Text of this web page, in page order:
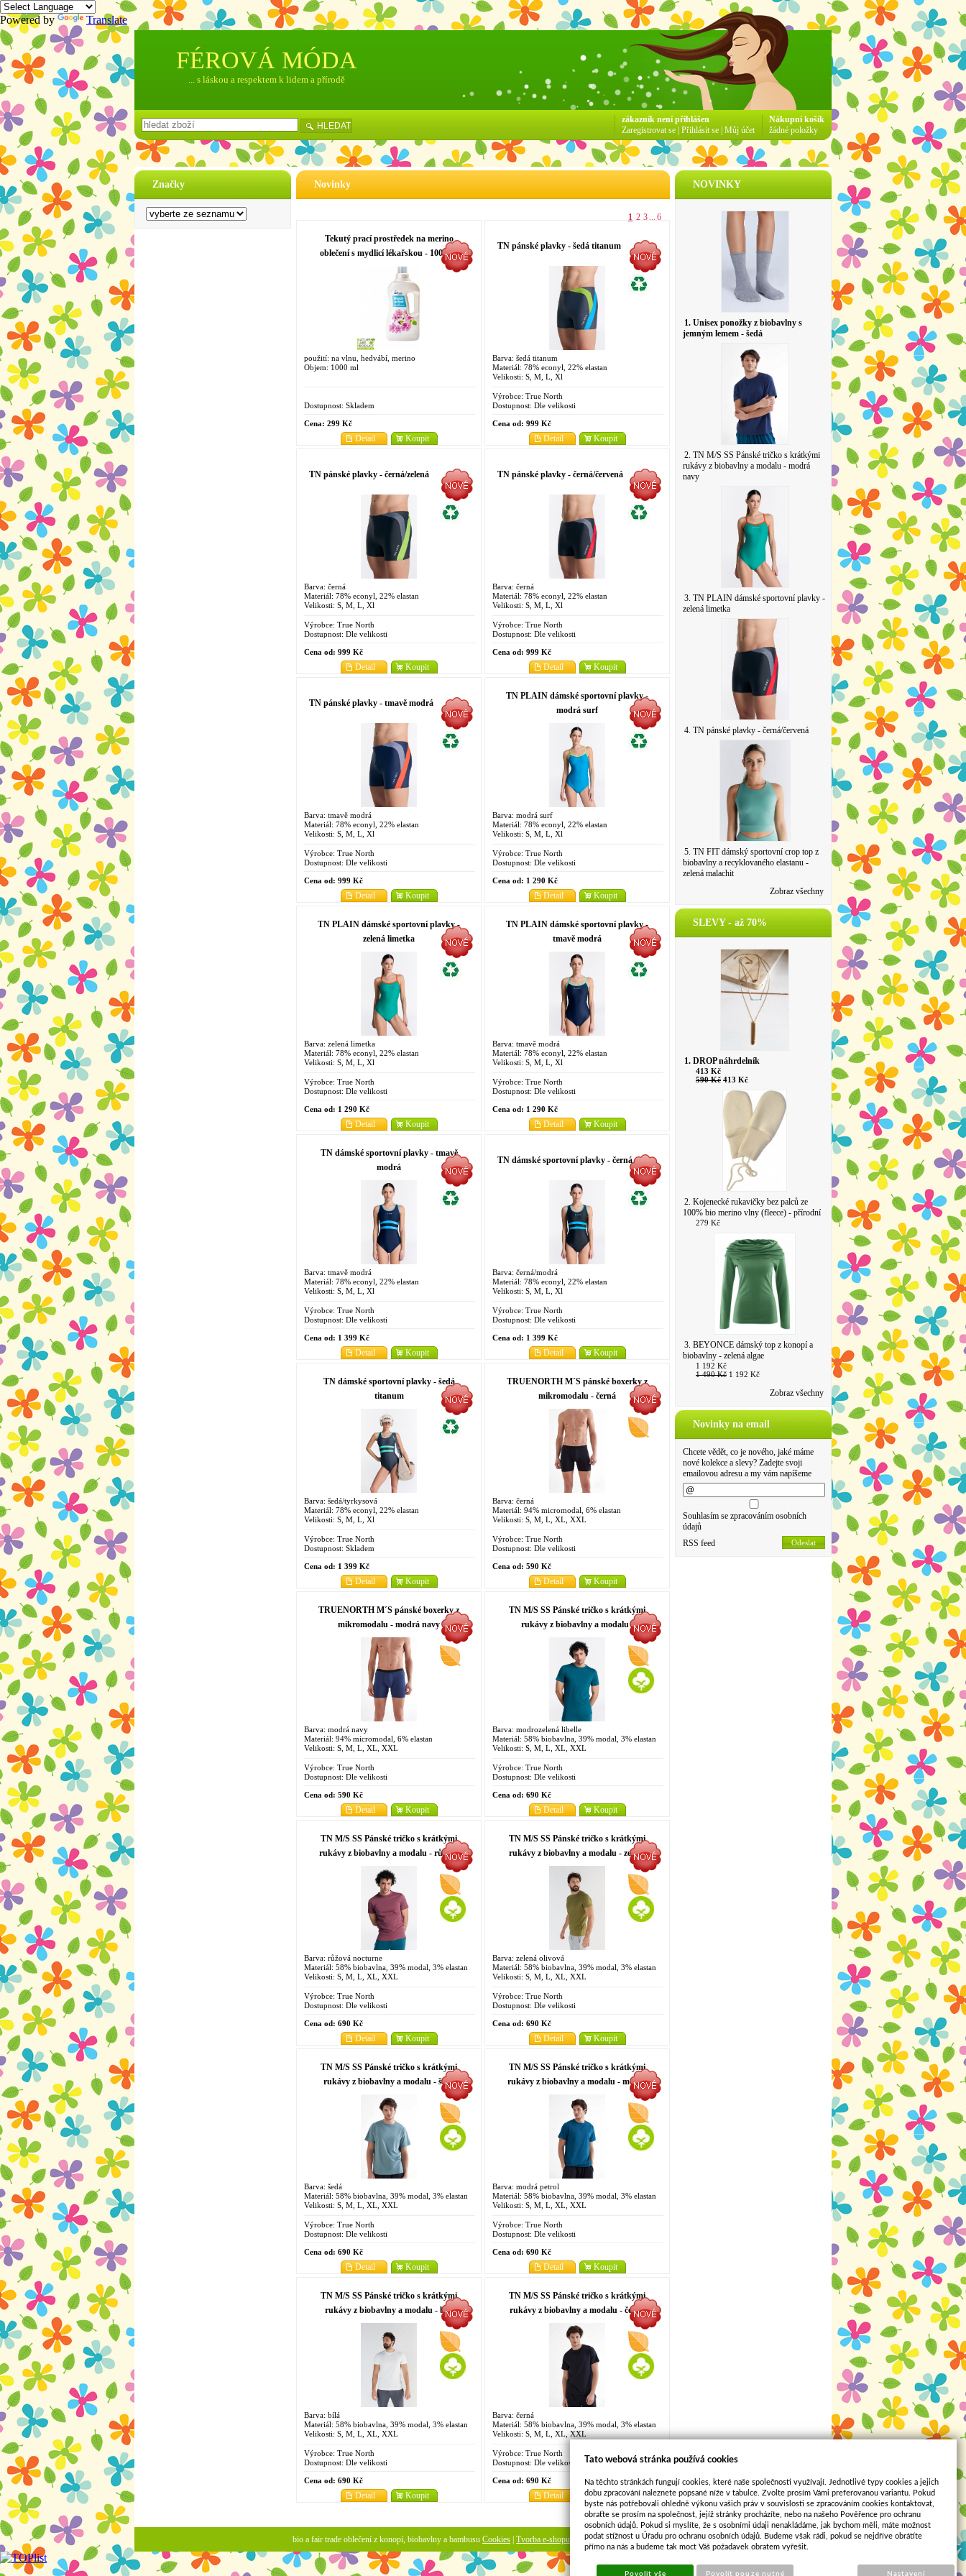
Powered by Translate
Značky Novinky
1 2 3 ... 6
Tekutý prací prostředek na merino
oblečení s mydlicí lékařskou - 1000 ml
použití: na vlnu, hedvábí, merino
Objem: 1000 ml
Dostupnost: Skladem
Cena: 299 Kč
Koupit
Detail
TN pánské plavky - šedá titanum
Barva: šedá titanum
Materiál: 78% econyl, 22% elastan
Velikosti: S, M, L, Xl
Výrobce: True North
Dostupnost: Dle velikosti
Cena od: 999 Kč
Koupit
Detail
TN pánské plavky - černá/zelená
Barva: černá
Materiál: 78% econyl, 22% elastan
Velikosti: S, M, L, Xl
Výrobce: True North
Dostupnost: Dle velikosti
Cena od: 999 Kč
Koupit
Detail
TN pánské plavky - černá/červená
Barva: černá
Materiál: 78% econyl, 22% elastan
Velikosti: S, M, L, Xl
Výrobce: True North
Dostupnost: Dle velikosti
Cena od: 999 Kč
Koupit
Detail
TN pánské plavky - tmavě modrá
Barva: tmavě modrá
Materiál: 78% econyl, 22% elastan
Velikosti: S, M, L, Xl
Výrobce: True North
Dostupnost: Dle velikosti
Cena od: 999 Kč
Koupit
Detail
TN PLAIN dámské sportovní plavky -
modrá surf
Barva: modrá surf
Materiál: 78% econyl, 22% elastan
Velikosti: S, M, L, Xl
Výrobce: True North
Dostupnost: Dle velikosti
Cena od: 1 290 Kč
Koupit
Detail
TN PLAIN dámské sportovní plavky -
zelená limetka
Barva: zelená limetka
Materiál: 78% econyl, 22% elastan
Velikosti: S, M, L, Xl
Výrobce: True North
Dostupnost: Dle velikosti
Cena od: 1 290 Kč
Koupit
Detail
TN PLAIN dámské sportovní plavky -
tmavě modrá
Barva: tmavě modrá
Materiál: 78% econyl, 22% elastan
Velikosti: S, M, L, Xl
Výrobce: True North
Dostupnost: Dle velikosti
Cena od: 1 290 Kč
Koupit
Detail
TN dámské sportovní plavky - tmavě
modrá
Barva: tmavě modrá
Materiál: 78% econyl, 22% elastan
Velikosti: S, M, L, Xl
Výrobce: True North
Dostupnost: Dle velikosti
Cena od: 1 399 Kč
Koupit
Detail
TN dámské sportovní plavky - černá
Barva: černá/modrá
Materiál: 78% econyl, 22% elastan
Velikosti: S, M, L, Xl
Výrobce: True North
Dostupnost: Dle velikosti
Cena od: 1 399 Kč
Koupit
Detail
TN dámské sportovní plavky - šedá
titanum
Barva: šedá/tyrkysová
Materiál: 78% econyl, 22% elastan
Velikosti: S, M, L, Xl
Výrobce: True North
Dostupnost: Skladem
Cena od: 1 399 Kč
Koupit
Detail
TRUENORTH M´S pánské boxerky z
mikromodalu - černá
Barva: černá
Materiál: 94% micromodal, 6% elastan
Velikosti: S, M, L, XL, XXL
Výrobce: True North
Dostupnost: Dle velikosti
Cena od: 590 Kč
Koupit
Detail
TRUENORTH M´S pánské boxerky z
mikromodalu - modrá navy
Barva: modrá navy
Materiál: 94% micromodal, 6% elastan
Velikosti: S, M, L, XL, XXL
Výrobce: True North
Dostupnost: Dle velikosti
Cena od: 590 Kč
Koupit
Detail
TN M/S SS Pánské tričko s krátkými
rukávy z biobavlny a modalu -
modrozelená libelle
Barva: modrozelená libelle
Materiál: 58% biobavlna, 39% modal, 3% elastan
Velikosti: S, M, L, XL, XXL
Výrobce: True North
Dostupnost: Dle velikosti
Cena od: 690 Kč
Koupit
Detail
TN M/S SS Pánské tričko s krátkými
rukávy z biobavlny a modalu - růžová
nocturne
Barva: růžová nocturne
Materiál: 58% biobavlna, 39% modal, 3% elastan
Velikosti: S, M, L, XL, XXL
Výrobce: True North
Dostupnost: Dle velikosti
Cena od: 690 Kč
Koupit
Detail
TN M/S SS Pánské tričko s krátkými
rukávy z biobavlny a modalu - zelená
olivová
Barva: zelená olivová
Materiál: 58% biobavlna, 39% modal, 3% elastan
Velikosti: S, M, L, XL, XXL
Výrobce: True North
Dostupnost: Dle velikosti
Cena od: 690 Kč
Koupit
Detail
TN M/S SS Pánské tričko s krátkými
rukávy z biobavlny a modalu - šedá
Barva: šedá
Materiál: 58% biobavlna, 39% modal, 3% elastan
Velikosti: S, M, L, XL, XXL
Výrobce: True North
Dostupnost: Dle velikosti
Cena od: 690 Kč
Koupit
Detail
TN M/S SS Pánské tričko s krátkými
rukávy z biobavlny a modalu - modrá
Barva: modrá petrol
Materiál: 58% biobavlna, 39% modal, 3% elastan
Velikosti: S, M, L, XL, XXL
Výrobce: True North
Dostupnost: Dle velikosti
Cena od: 690 Kč
Koupit
Detail
TN M/S SS Pánské tričko s krátkými
rukávy z biobavlny a modalu - bílá
Barva: bílá
Materiál: 58% biobavlna, 39% modal, 3% elastan
Velikosti: S, M, L, XL, XXL
Výrobce: True North
Dostupnost: Dle velikosti
Cena od: 690 Kč
Koupit
Detail
TN M/S SS Pánské tričko s krátkými
rukávy z biobavlny a modalu - černá
Barva: černá
Materiál: 58% biobavlna, 39% modal, 3% elastan
Velikosti: S, M, L, XL, XXL
Výrobce: True North
Dostupnost: Dle velikosti
Cena od: 690 Kč
Koupit
Detail
1 2 3 ... 6
NOVINKY
1. Unisex ponožky z biobavlny s
jemným lemem - šedá
2. TN M/S SS Pánské tričko s krátkými
rukávy z biobavlny a modalu - modrá
navy
3. TN PLAIN dámské sportovní plavky -
zelená limetka
4. TN pánské plavky - černá/červená
5. TN FIT dámský sportovní crop top z
biobavlny a recyklovaného elastanu -
zelená malachit
Zobraz všechny
SLEVY - až 70%
1. DROP náhrdelník
413 Kč
590 Kč 413 Kč
2. Kojenecké rukavičky bez palců ze
100% bio merino vlny (fleece) - přírodní
279 Kč
3. BEYONCE dámský top z konopí a
biobavlny - zelená algae
1 192 Kč
1 490 Kč 1 192 Kč
Zobraz všechny
Novinky na email
Chcete vědět, co je nového, jaké máme
nové kolekce a slevy? Zadejte svoji
emailovou adresu a my vám napíšeme
Souhlasím se zpracováním osobních
údajů
Odeslat
RSS feed
FÉROVÁ MÓDA
... s láskou a respektem k lidem a přírodě
HLEDAT
Nákupní košík
žádné položky
zákazník není přihlášen
Zaregistrovat se Přihlásit se Můj účet
bio a fair trade oblečení z konopí, biobavlny a bambusu Cookies Tvorba e-shopu pronájem e-shopu Sun-shop
Tato webová stránka používá cookies
Na těchto stránkách fungují cookies, které naše společnosti využívají. Jednotlivé typy cookies a jejich
dobu zpracování naleznete popsané níže v tabulce. Zvolte prosím Vámi preferovanou variantu. Pokud
byste nás potřebovali ohledně výkonu vašich práv v souvislosti se zpracováním cookies kontaktovat,
obraťte se prosím na společnost, jejíž stránky procházíte, nebo na našeho Pověřence pro ochranu
osobních údajů. Pokud si myslíte, že s osobními údaji nenakládáme, jak bychom měli, máte možnost
podat stížnost u Úřadu pro ochranu osobních údajů. Budeme však rádi, pokud se nejdříve obrátíte
přímo na nás a budeme tak moct Váš požadavek obratem vyřešit.
Povolit vše Povolit pouze nutné Nastavení